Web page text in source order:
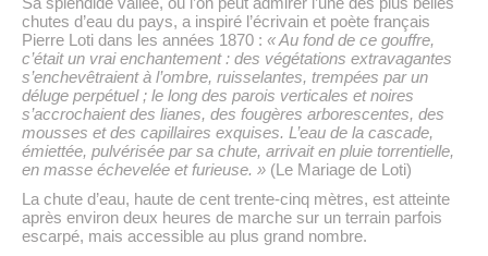
chutes d’eau du pays, a inspiré l’écrivain et poète français
Pierre Loti dans les années 1870 : « Au fond de ce gouffre,
c’était un vrai enchantement : des végétations extravagantes
s’enchevêtraient à l’ombre, ruisselantes, trempées par un
déluge perpétuel ; le long des parois verticales et noires
s’accrochaient des lianes, des fougères arborescentes, des
mousses et des capillaires exquises. L’eau de la cascade,
émiettée, pulvérisée par sa chute, arrivait en pluie torrentielle,
en masse échevelée et furieuse. » (Le Mariage de Loti)
La chute d’eau, haute de cent trente-cinq mètres, est atteinte
après environ deux heures de marche sur un terrain parfois
escarpé, mais accessible au plus grand nombre.